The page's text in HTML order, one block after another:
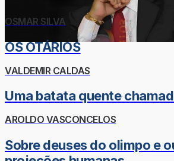
OSMAR SILVA
OS OTÁRIOS
VALDEMIR CALDAS
Uma batata quente
AROLDO VASCONCELOS
Sobre deuses do olimpo e